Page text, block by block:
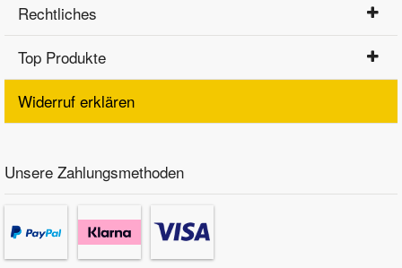
Rechtliches
Top Produkte
Widerruf erklären
Unsere Zahlungsmethoden